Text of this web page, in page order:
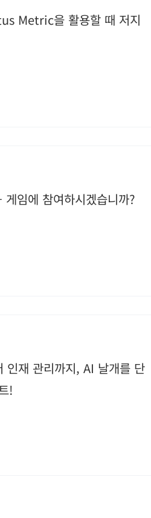
Metric을 활용할 때 저지
임에 참여하시겠습니까?
인재 관리까지, AI 날개를 단
!